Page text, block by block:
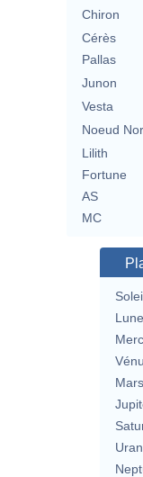
Chiron
Cérès
Pallas
Junon
Vesta
Noeud
Lilith
Fortune
AS
MC
Lune
Mars